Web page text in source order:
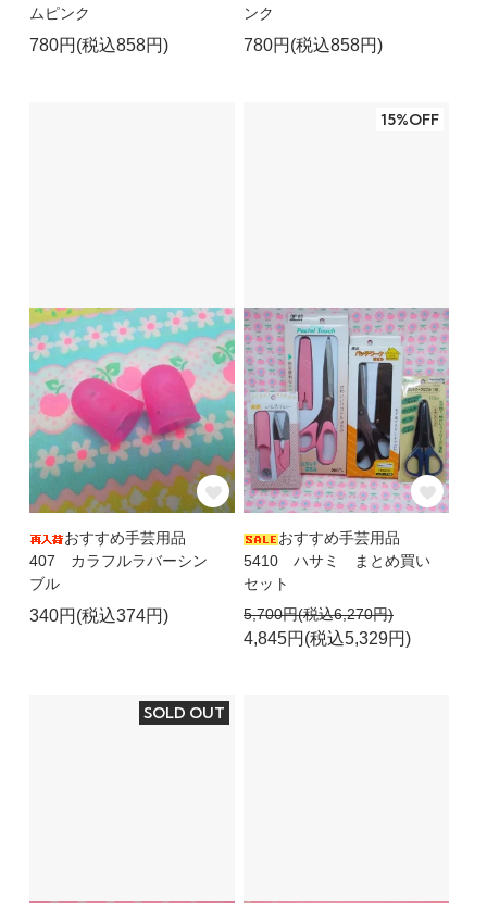
ムピンク
780円(税込858円)
ンク
780円(税込858円)
おすすめ手芸用品
407 カラフルラバーシン
ブル
340円(税込374円)
15%OFF
おすすめ手芸用品
5410 ハサミ まとめ買い
セット
5,700円(税込6,270円)
4,845円(税込5,329円)
SOLD OUT